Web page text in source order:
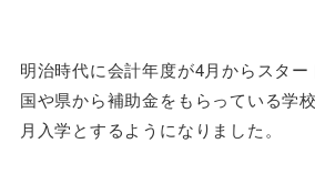
明治時代に会計年度が4月からスター
国や県から補助金をもらっている学
月入学とするようになりました。